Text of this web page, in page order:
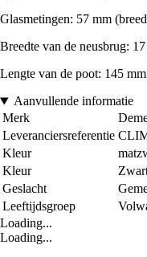
Glasmetingen: 57 mm
Breedte van de neusbrug:
Lengte van de poot: 145 mm
Aanvullende informatie
Merk
Leveranciersreferentie
Kleur
Kleur
Geslacht
Leeftijdsgroep
Loading...
Loading...